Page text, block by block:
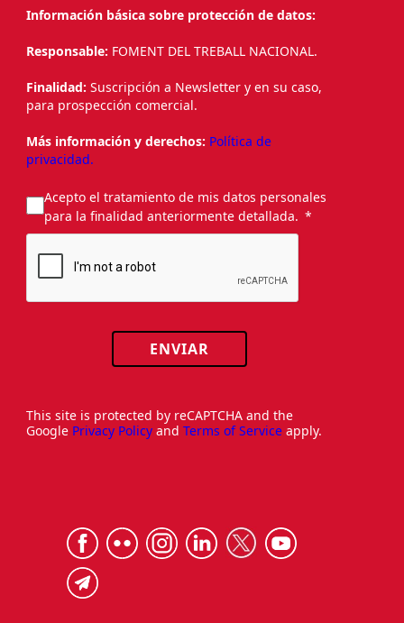
Información básica sobre protección de datos:
Responsable: FOMENT DEL TREBALL NACIONAL.
Finalidad: Suscripción a Newsletter y en su caso,
para prospección comercial.
Más información y derechos: Política de
privacidad.
Acepto el tratamiento de mis datos personales
para la finalidad anteriormente detallada.
ENVIAR
This site is protected by reCAPTCHA and the
Google Privacy Policy and Terms of Service apply.